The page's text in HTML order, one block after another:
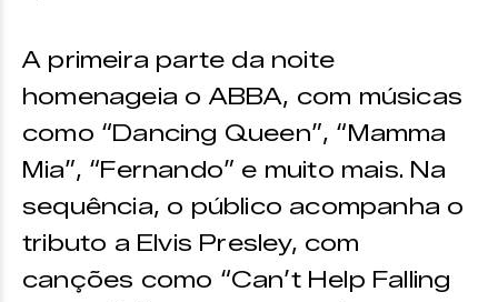
A primeira parte da noite
homenageia o ABBA, com músicas
como “Dancing Queen”, “Mamma
Mia”, “Fernando” e muito mais. Na
sequência, o público acompanha o
tributo a Elvis Presley, com
canções como “Can’t Help Falling